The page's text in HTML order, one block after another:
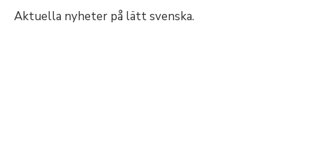
Aktuella nyheter på lätt svenska.